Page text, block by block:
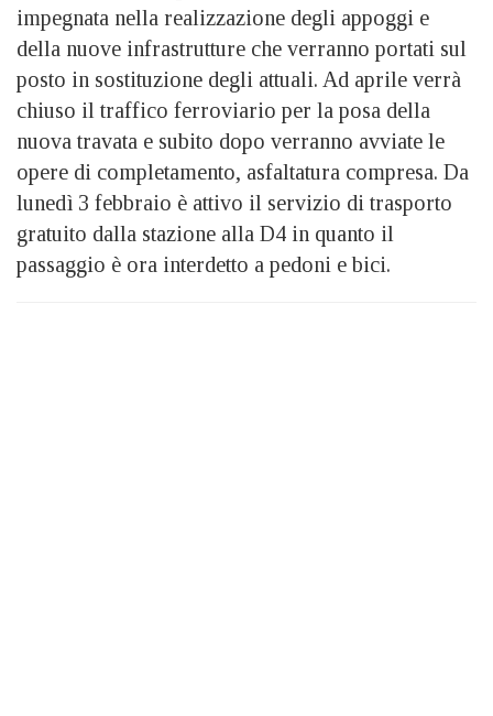
impegnata nella realizzazione degli appoggi e
della nuove infrastrutture che verranno portati sul
posto in sostituzione degli attuali. Ad aprile verrà
chiuso il traffico ferroviario per la posa della
nuova travata e subito dopo verranno avviate le
opere di completamento, asfaltatura compresa. Da
lunedì 3 febbraio è attivo il servizio di trasporto
gratuito dalla stazione alla D4 in quanto il
passaggio è ora interdetto a pedoni e bici.